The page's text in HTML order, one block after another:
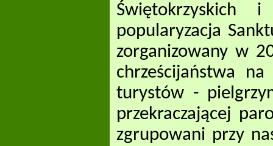
Świętokrzyskich
popularyzacja
zorganizowany w
chrześcijaństwa
turystów -
przekraczającej
zgrupowani przy